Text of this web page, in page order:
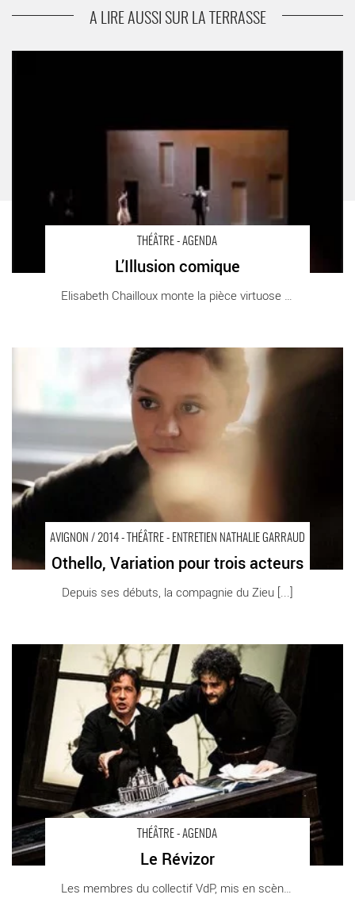
Le Songe d’une nuit d’été
A LIRE AUSSI SUR LA TERRASSE
THÉÂTRE - AGENDA
L’Illusion comique
Elisabeth Chailloux monte la pièce virtuose [...]
AVIGNON / 2014 - THÉÂTRE - ENTRETIEN NATHALIE GARRAUD
Othello, Variation pour trois acteurs
Depuis ses débuts, la compagnie du Zieu [...]
Othello, Variation pour trois acteurs - Critique sortie Avignon /
THÉÂTRE - AGENDA
Le Révizor
Les membres du collectif VdP, mis en scène [...]
Le Révizor - Critique sortie Théâtre Paris THEATRE DU
LUCERNAIRE